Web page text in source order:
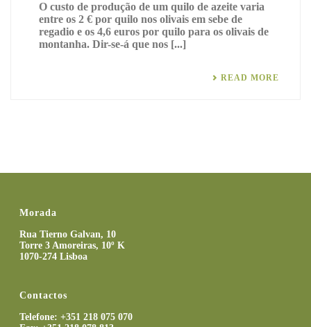
O custo de produção de um quilo de azeite varia
entre os 2 € por quilo nos olivais em sebe de
regadio e os 4,6 euros por quilo para os olivais de
montanha. Dir-se-á que nos [...]
READ MORE
Morada
Rua Tierno Galvan, 10
Torre 3 Amoreiras, 10º K
1070-274 Lisboa
Contactos
Telefone: +351 218 075 070